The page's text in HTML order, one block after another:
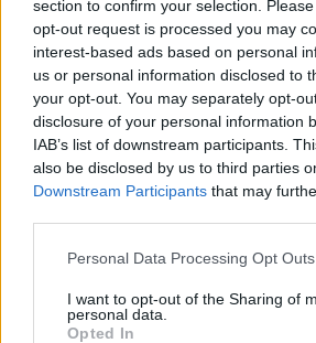
section to confirm your selection.
opt-out request is processed you may
interest-based ads based on personal
us or personal information disclosed to
your opt-out. You may separately opt-
disclosure of your personal information
IAB’s list of downstream participants.
also be disclosed by us to third parties
Downstream Participants that may
Personal Data Processing Opt Outs
I want to opt-out of the Sharing of
personal data.
Opted In
17:43
Két FK-játékos kapott meghívót
16:22
Egy újonc jelentkezett, több
focibajnokság új idényében
14:52
Corbu góljától hangos a román és
válogatott meghívót sürgetnek